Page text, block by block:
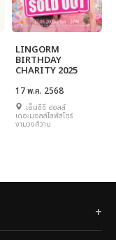
LINGORM
BIRTHDAY
CHARITY 2025
17 พ.ค. 2568
เอ็มซีซี ฮอลล์
เดอะมอลล์ไลฟ์สโตร์
งามวงศ์วาน